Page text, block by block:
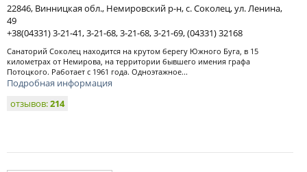
22846, Винницкая обл., Немировский р-н, с. Соколец, ул. Ленина,
49
+38(04331) 3-21-41, 3-21-68, 3-21-68, 3-21-69, (04331) 32168
Санаторий Соколец находится на крутом берегу Южного Буга, в 15
километрах от Немирова, на территории бывшего имения графа
Потоцкого. Работает с 1961 года. Одноэтажное...
Подробная информация
отзывов:214